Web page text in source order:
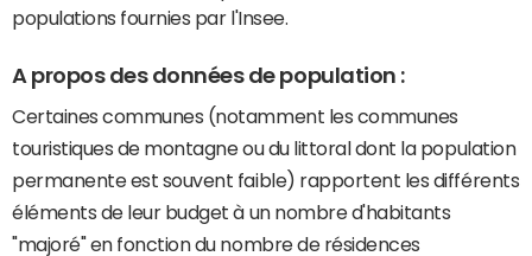
populations fournies par l'Insee.
A propos des données de population :
Certaines communes (notamment les communes
touristiques de montagne ou du littoral dont la population
permanente est souvent faible) rapportent les différents
éléments de leur budget à un nombre d'habitants
"majoré" en fonction du nombre de résidences